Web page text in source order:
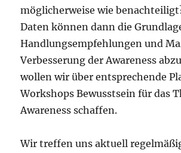
möglicherweise wie
Daten können dann die
Handlungsempfehlungen und
Verbesserung der Awareness
wollen wir über entsprechende
Workshops Bewusstsein für das
Awareness schaffen.
Wir treffen uns aktuell